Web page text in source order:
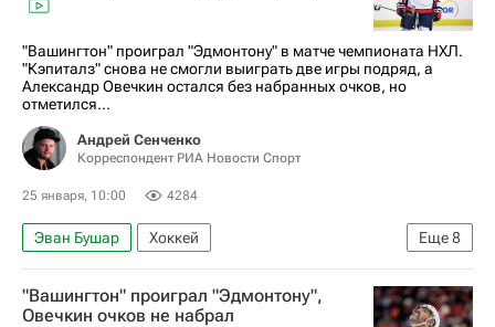
Давид Пастрняк
Тампа-Бэй Лайтнинг
Нью-Йорк Рейнджерс
"Вашингтон" проиграл "Эдмонтону" в матче чемпионата НХЛ.
"Кэпиталз" снова не смогли выиграть две игры подряд, а
Александр Овечкин остался без набранных очков, но
отметился...
Андрей Сенченко
Корреспондент РИА Новости Спорт
25 января, 10:00 4284
Еще8
Эван Бушар
Хоккей
Национальная хоккейная лига (НХЛ)
Вашингтон Кэпиталз
Эдмонтон Ойлерз
"Вашингтон" проиграл "Эдмонтону",
Овечкин очков не набрал